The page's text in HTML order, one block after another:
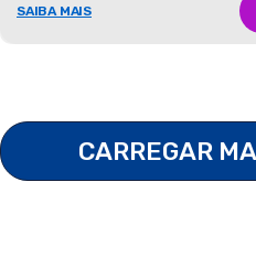
SAIBA MAIS
CARREGAR